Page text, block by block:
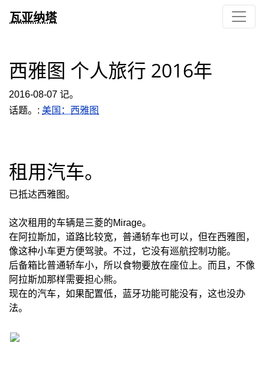
瓦亚纳塔
西雅图 个人旅行 2016年
2016-08-07 记。
话题。: 美国：西雅图
租用汽车。
已抵达西雅图。
这次租用的车辆是三菱的Mirage。
在阿拉斯加，道路比较宽，普通轿车也可以，但在西雅图，
像这种小车更方便驾驶。不过，它没有巡航控制功能。
后备箱比普通轿车小，所以食物要放在座位上。而且，不像
阿拉斯加那样需要担心熊。
现在的汽车，如果配置低，蓝牙功能可能没有，这也没办
法。